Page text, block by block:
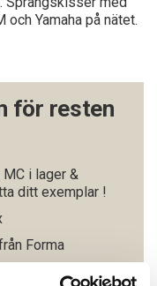
Yamaha på nätet.
för resten
i lager &
ditt exemplar !
Forma